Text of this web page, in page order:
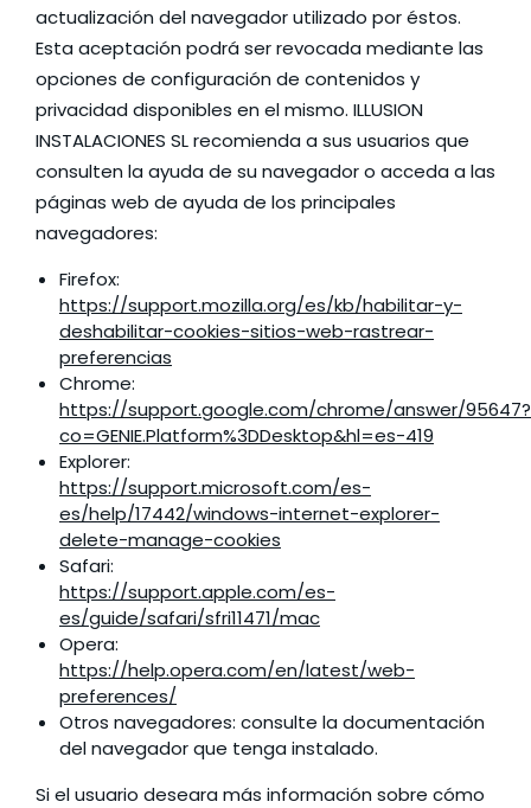
actualización del navegador utilizado por éstos.
Esta aceptación podrá ser revocada mediante las
opciones de configuración de contenidos y
privacidad disponibles en el mismo. ILLUSION
INSTALACIONES SL recomienda a sus usuarios que
consulten la ayuda de su navegador o acceda a las
páginas web de ayuda de los principales
navegadores:
Firefox:
https://support.mozilla.org/es/kb/habilitar-y-
deshabilitar-cookies-sitios-web-rastrear-
preferencias
Chrome:
https://support.google.com/chrome/answer/95647?
co=GENIE.Platform%3DDesktop&hl=es-419
Explorer:
https://support.microsoft.com/es-
es/help/17442/windows-internet-explorer-
delete-manage-cookies
Safari:
https://support.apple.com/es-
es/guide/safari/sfri11471/mac
Opera:
https://help.opera.com/en/latest/web-
preferences/
Otros navegadores: consulte la documentación
del navegador que tenga instalado.
Si el usuario deseara más información sobre cómo